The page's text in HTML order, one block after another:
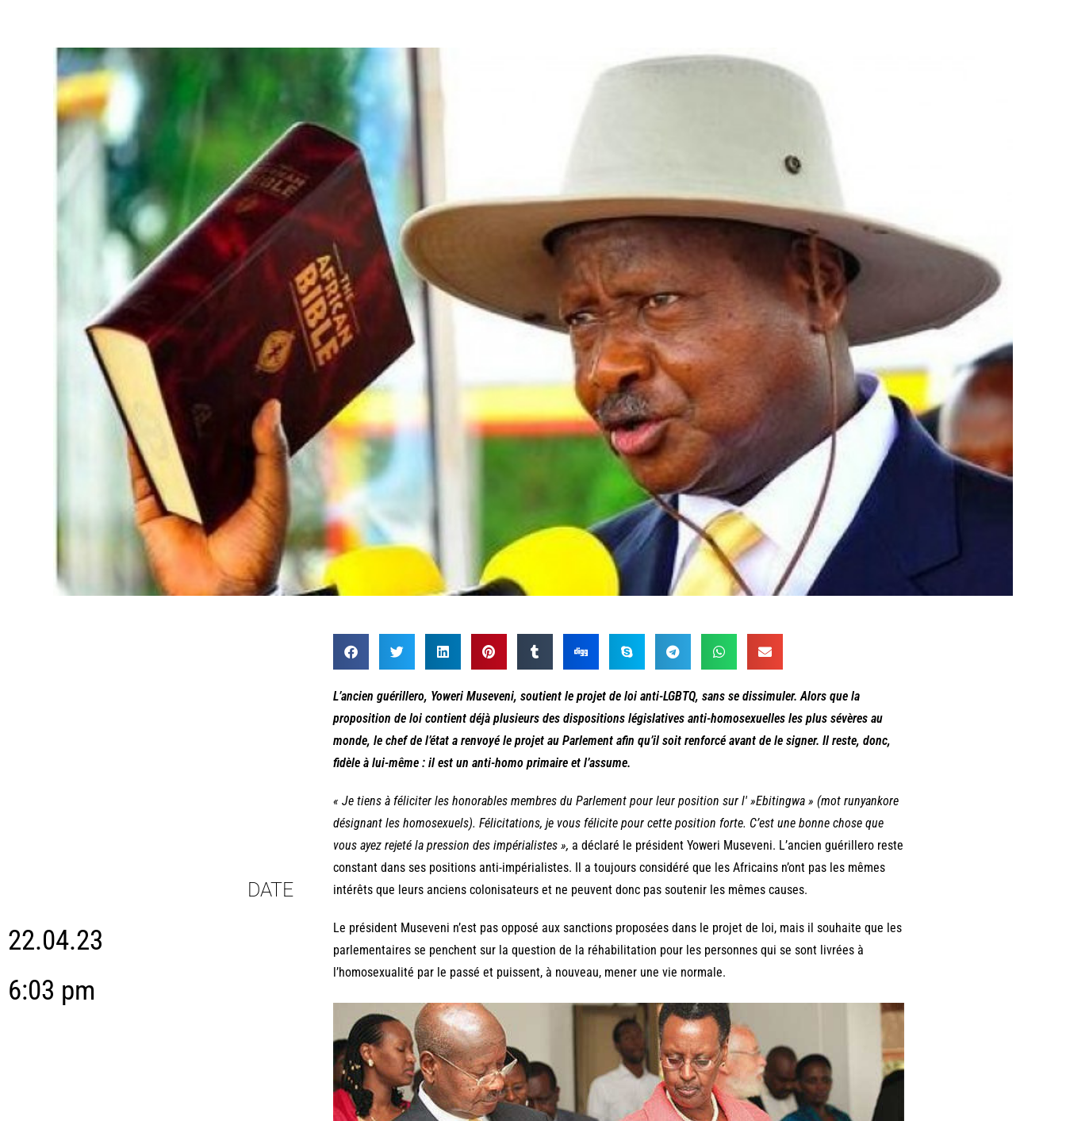
DATE
22.04.23
6:03 pm
L’ancien guérillero, Yoweri Museveni, soutient le projet de loi anti-LGBTQ, sans se dissimuler. Alors que la
proposition de loi contient déjà plusieurs des dispositions législatives anti-homosexuelles les plus sévères au
monde, le chef de l’état a renvoyé le projet au Parlement afin qu’il soit renforcé avant de le signer. Il reste, donc,
fidèle à lui-même : il est un anti-homo primaire et l’assume.
« Je tiens à féliciter les honorables membres du Parlement pour leur position sur l' »Ebitingwa » (mot runyankore
désignant les homosexuels). Félicitations, je vous félicite pour cette position forte. C’est une bonne chose que
vous ayez rejeté la pression des impérialistes », a déclaré le président Yoweri Museveni. L’ancien guérillero reste
constant dans ses positions anti-impérialistes. Il a toujours considéré que les Africains n’ont pas les mêmes
intérêts que leurs anciens colonisateurs et ne peuvent donc pas soutenir les mêmes causes.
Le président Museveni n’est pas opposé aux sanctions proposées dans le projet de loi, mais il souhaite que les
parlementaires se penchent sur la question de la réhabilitation pour les personnes qui se sont livrées à
l’homosexualité par le passé et puissent, à nouveau, mener une vie normale.